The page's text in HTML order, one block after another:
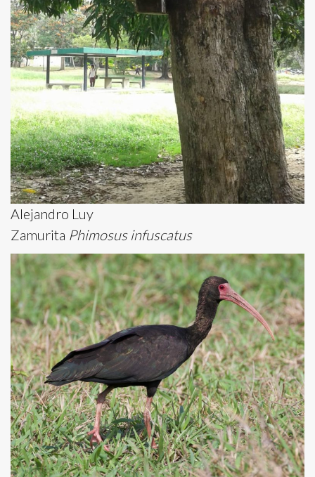
Alejandro Luy
Zamurita Phimosus infuscatus